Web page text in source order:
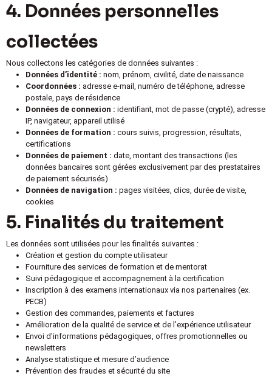
4. Données personnelles
collectées
Nous collectons les catégories de données suivantes :
Données d’identité : nom, prénom, civilité, date de naissance
Coordonnées : adresse e-mail, numéro de téléphone, adresse
postale, pays de résidence
Données de connexion : identifiant, mot de passe (crypté), adresse
IP, navigateur, appareil utilisé
Données de formation : cours suivis, progression, résultats,
certifications
Données de paiement : date, montant des transactions (les
données bancaires sont gérées exclusivement par des prestataires
de paiement sécurisés)
Données de navigation : pages visitées, clics, durée de visite,
cookies
5. Finalités du traitement
Les données sont utilisées pour les finalités suivantes :
Création et gestion du compte utilisateur
Fourniture des services de formation et de mentorat
Suivi pédagogique et accompagnement à la certification
Inscription à des examens internationaux via nos partenaires (ex.
PECB)
Gestion des commandes, paiements et factures
Amélioration de la qualité de service et de l’expérience utilisateur
Envoi d’informations pédagogiques, offres promotionnelles ou
newsletters
Analyse statistique et mesure d’audience
Prévention des fraudes et sécurité du site